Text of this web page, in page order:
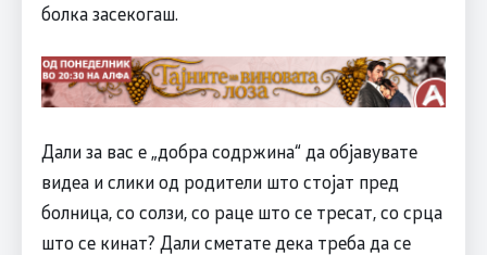
болка засекогаш.
Дали за вас е „добра содржина“ да објавувате
видеа и слики од родители што стојат пред
болница, со солзи, со раце што се тресат, со срца
што се кинат? Дали сметате дека треба да се